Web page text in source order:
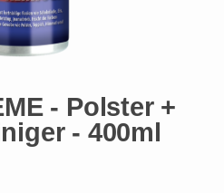
- Polster +
- 400ml